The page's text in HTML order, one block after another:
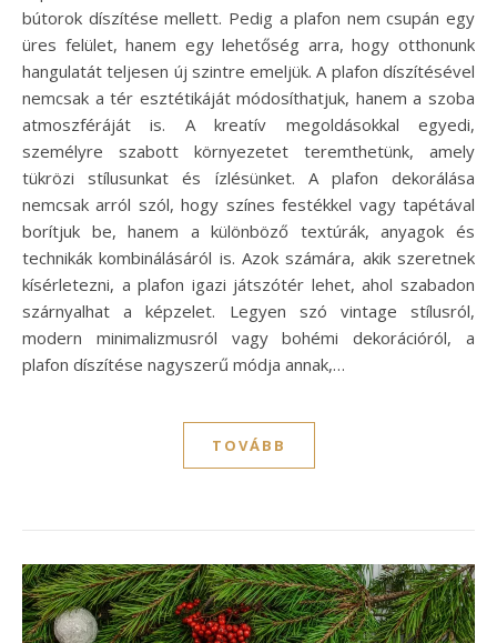
bútorok díszítése mellett. Pedig a plafon nem csupán egy
üres felület, hanem egy lehetőség arra, hogy otthonunk
hangulatát teljesen új szintre emeljük. A plafon díszítésével
nemcsak a tér esztétikáját módosíthatjuk, hanem a szoba
atmoszféráját is. A kreatív megoldásokkal egyedi,
személyre szabott környezetet teremthetünk, amely
tükrözi stílusunkat és ízlésünket. A plafon dekorálása
nemcsak arról szól, hogy színes festékkel vagy tapétával
borítjuk be, hanem a különböző textúrák, anyagok és
technikák kombinálásáról is. Azok számára, akik szeretnek
kísérletezni, a plafon igazi játszótér lehet, ahol szabadon
szárnyalhat a képzelet. Legyen szó vintage stílusról,
modern minimalizmusról vagy bohémi dekorációról, a
plafon díszítése nagyszerű módja annak,…
TOVÁBB